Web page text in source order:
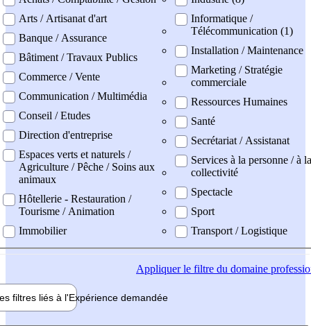
Arts / Artisanat d'art
Banque / Assurance
Bâtiment / Travaux Publics
Commerce / Vente
Communication / Multimédia
Conseil / Etudes
Direction d'entreprise
Espaces verts et naturels /
Agriculture / Pêche / Soins aux
animaux
Hôtellerie - Restauration /
Tourisme / Animation
Immobilier
Informatique /
Télécommunication (1)
Installation / Maintenance
Marketing / Stratégie
commerciale
Ressources Humaines
Santé
Secrétariat / Assistanat
Services à la personne / à la
collectivité
Spectacle
Sport
Transport / Logistique
Appliquerle filtre du domaine
filtres liés à l'Expérience demandée